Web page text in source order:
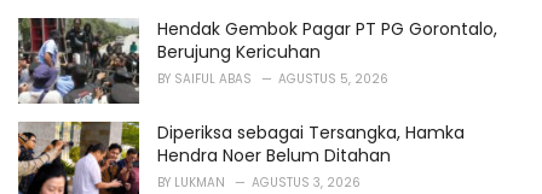
Hendak Gembok Pagar PT PG Gorontalo,
Berujung Kericuhan
BY SAIFUL ABAS AGUSTUS 5, 2026
Diperiksa sebagai Tersangka, Hamka
Hendra Noer Belum Ditahan
BY LUKMAN AGUSTUS 3, 2026